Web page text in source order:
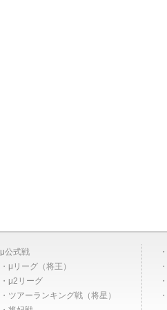
μ公式戦
μリーグ（将王）
μ2リーグ
ツアーランキング戦（将星）